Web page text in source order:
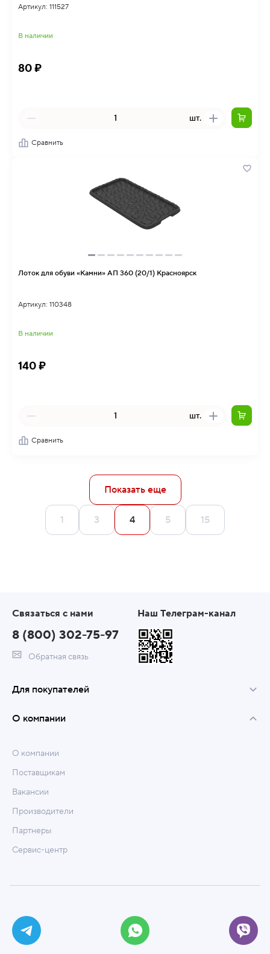
Артикул: 111527
В наличии
80 ₽
шт.
Сравнить
Лоток для обуви «Камни» АП 360 (20/1) Красноярск
Артикул: 110348
В наличии
140 ₽
шт.
Сравнить
Показать еще
1 3 4 5 15
Связаться с нами
8 (800) 302-75-97
Обратная связь
Наш Телеграм-канал
Для покупателей
О компании
О компании
Поставщикам
Вакансии
Производители
Партнеры
Сервис-центр